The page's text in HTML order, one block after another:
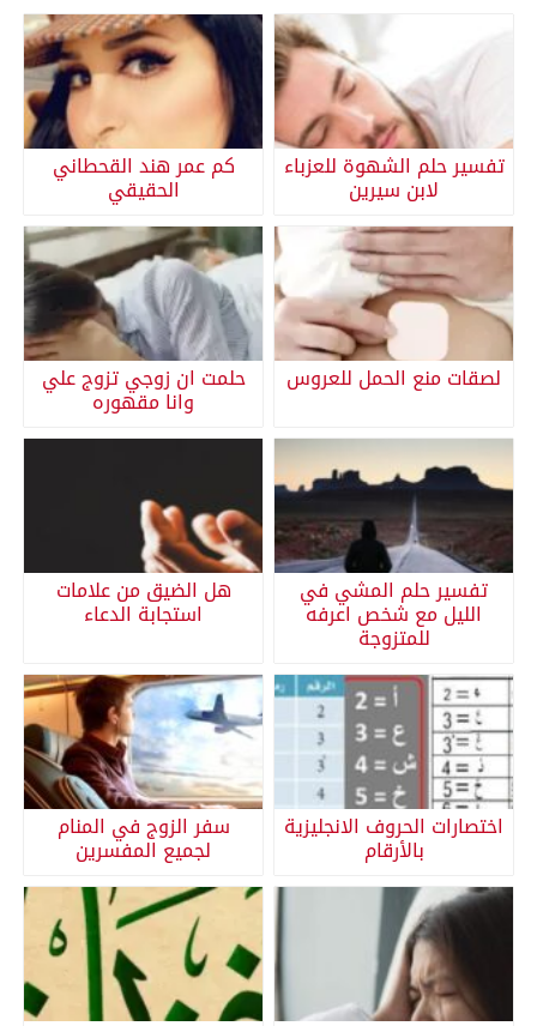
تفسير حلم الشهوة للعزباء
لابن سيرين
كم عمر هند القحطاني
الحقيقي
لصقات منع الحمل للعروس حلمت ان زوجي تزوج علي
وانا مقهوره
تفسير حلم المشي في
الليل مع شخص اعرفه
للمتزوجة
هل الضيق من علامات
استجابة الدعاء
اختصارات الحروف الانجليزية
بالأرقام
سفر الزوج في المنام
لجميع المفسرين